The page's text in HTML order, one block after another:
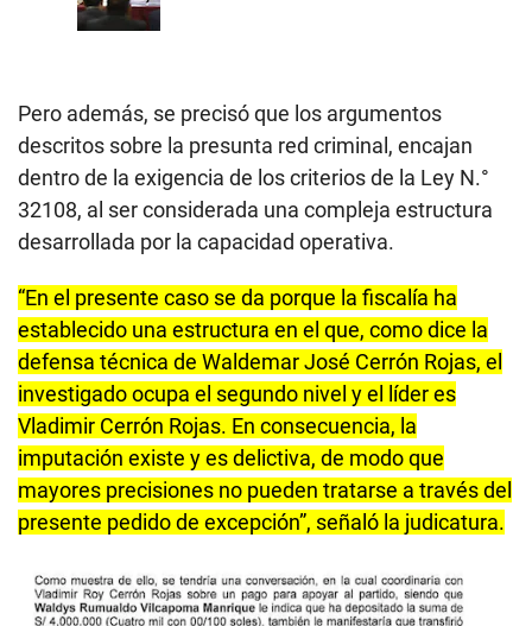
Pero además, se precisó que los argumentos
descritos sobre la presunta red criminal, encajan
dentro de la exigencia de los criterios de la Ley N.°
32108, al ser considerada una compleja estructura
desarrollada por la capacidad operativa.
“En el presente caso se da porque la fiscalía ha
establecido una estructura en el que, como dice la
defensa técnica de Waldemar José Cerrón Rojas, el
investigado ocupa el segundo nivel y el líder es
Vladimir Cerrón Rojas. En consecuencia, la
imputación existe y es delictiva, de modo que
mayores precisiones no pueden tratarse a través del
presente pedido de excepción”, señaló la judicatura.